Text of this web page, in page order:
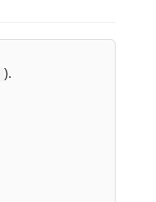
).